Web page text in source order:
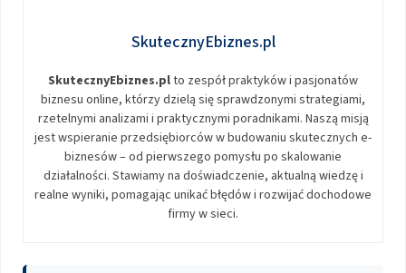
SkutecznyEbiznes.pl
SkutecznyEbiznes.plto zespół praktyków i pasjonatów
biznesu online, którzy dzielą się sprawdzonymi strategiami,
rzetelnymi analizami i praktycznymi poradnikami. Naszą misją
jest wspieranie przedsiębiorców w budowaniu skutecznych e-
biznesów – od pierwszego pomysłu po skalowanie
działalności. Stawiamy na doświadczenie, aktualną wiedzę i
realne wyniki, pomagając unikać błędów i rozwijać dochodowe
firmy w sieci.